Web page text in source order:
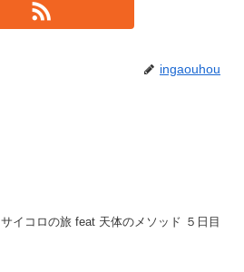
ingaouhou
サイコロの旅 feat 天体のメソッド ５日目